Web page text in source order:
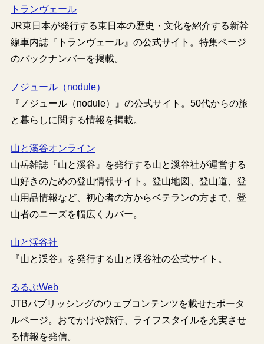
トランヴェール
JR東日本が発行する東日本の歴史・文化を紹介する新幹
線車内誌『トランヴェール』の公式サイト。特集ページ
のバックナンバーを掲載。
ノジュール（nodule）
『ノジュール（nodule）』の公式サイト。50代からの旅
と暮らしに関する情報を掲載。
山と溪谷オンライン
山岳雑誌『山と溪谷』を発行する山と溪谷社が運営する
山好きのための登山情報サイト。登山地図、登山道、登
山用品情報など、初心者の方からベテランの方まで、登
山者のニーズを幅広くカバー。
山と渓谷社
『山と渓谷』を発行する山と渓谷社の公式サイト。
るるぶWeb
JTBパブリッシングのウェブコンテンツを載せたポータ
ルページ。おでかけや旅行、ライフスタイルを充実させ
る情報を発信。